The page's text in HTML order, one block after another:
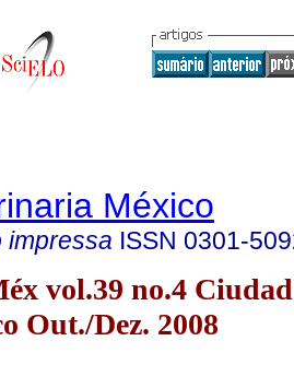
México
impressa ISSN 0301-
vol.39 no.4
Out./Dez. 2008